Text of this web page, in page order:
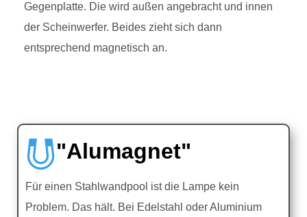
Gegenplatte. Die wird außen angebracht und innen
der Scheinwerfer. Beides zieht sich dann
entsprechend magnetisch an.
"Alumagnet"
Für einen Stahlwandpool ist die Lampe kein
Problem. Das hält. Bei Edelstahl oder Aluminium